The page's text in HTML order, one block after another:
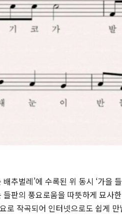
추벌레’에 수록된 위 동시 ‘가을
판의 풍요로움을 따뜻하게 묘사
로 작곡되어 인터넷으로도 쉽게